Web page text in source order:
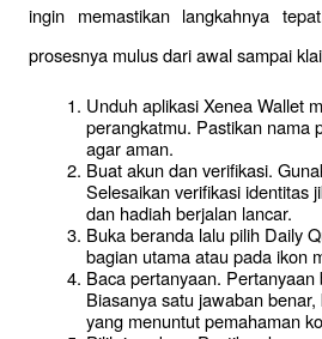
ingin memastikan langkahnya
prosesnya mulus dari awal sampai
Unduh aplikasi Xenea Wallet
perangkatmu. Pastikan nama
agar aman.
Buat akun dan verifikasi.
Selesaikan verifikasi identitas
dan hadiah berjalan lancar.
Buka beranda lalu pilih Daily
bagian utama atau pada ikon
Baca pertanyaan. Pertanyaan
Biasanya satu jawaban
yang menuntut pemahaman